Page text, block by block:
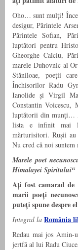
Oho… sunt mulți!
desigur, Părintele
Părintele Sofian,
luptători pentru
Gheorghe Calciu,
marele Duhovnic al
Stăniloae, poeții
Închisorilor Radu
Ianolide și Virgil
Constantin Voicescu,
luptătorii din munți…
lista e infinit mai
mărturisitori. Rușii
Nu cred că noi suntem
Marele poet
Himalayei Spiritului“
Ați fost camarad
marii poeți
puteți spune despre
Integral la România
Redau mai jos Amin-
jertfă al lui Radu